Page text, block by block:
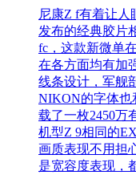
尼康Z f有着让人
发布的经典胶片
fc，这款新微单
在各方面均有加
线条设计，军舰
NIKON的字体也
载了一枚2450万
机型Z 9相同的
画质表现不用担
是宽容度表现，